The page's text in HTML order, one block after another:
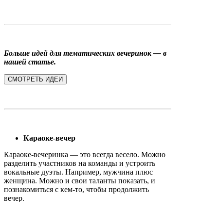
Больше идей для тематических вечеринок — в
нашей статье.
СМОТРЕТЬ ИДЕИ
Караоке-вечер
Караоке-вечеринка — это всегда весело. Можно
разделить участников на команды и устроить
вокальные дуэты. Например, мужчина плюс
женщина. Можно и свои таланты показать, и
познакомиться с кем-то, чтобы продолжить
вечер.